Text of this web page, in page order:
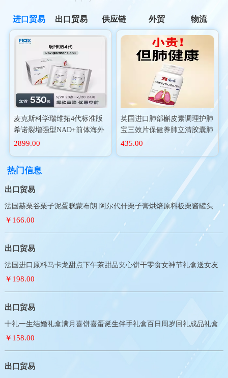
进口贸易 出口贸易 供应链 外贸 物流
麦克斯科学瑞维拓4代标准版
希诺裂增强型NAD+前体海外
进口
2899.00
英国进口肺部槲皮素调理护肺
宝三效片保健养肺立清胶囊肺
动力二氢
435.00
热门信息
出口贸易
法国赫栗谷栗子泥蛋糕蒙布朗 阿尔代什栗子膏烘焙原料板栗酱罐头
￥166.00
出口贸易
法国进口原料马卡龙甜点下午茶甜品夹心饼干零食女神节礼盒送女友
￥198.00
出口贸易
十礼一生结婚礼盒满月喜饼喜蛋诞生伴手礼盒百日周岁回礼成品礼盒
￥158.00
出口贸易